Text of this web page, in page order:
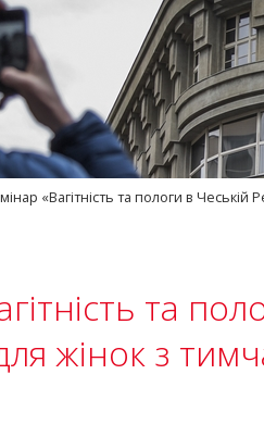
«Вагітність та пологи в Чеській
та
жінок з